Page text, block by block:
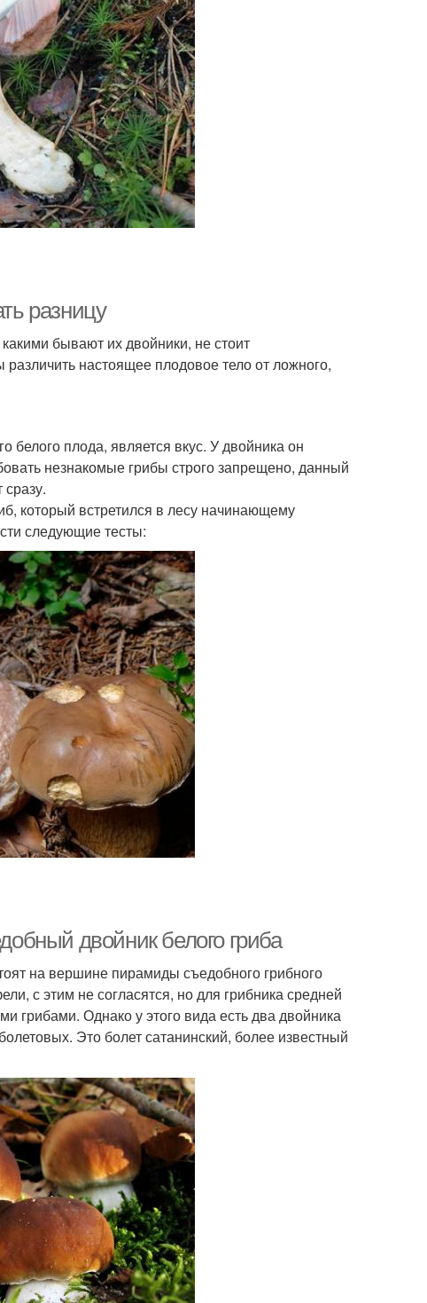
разницу
бывают их двойники, не стоит
настоящее плодовое тело от ложного,
белого плода, является вкус. У двойника он
незнакомые грибы строго запрещено, данный
который встретился в лесу начинающему
следующие тесты:
двойник белого гриба
на вершине пирамиды съедобного грибного
с этим не согласятся, но для грибника средней
грибами. Однако у этого вида есть два двойника
Это болет сатанинский, более известный